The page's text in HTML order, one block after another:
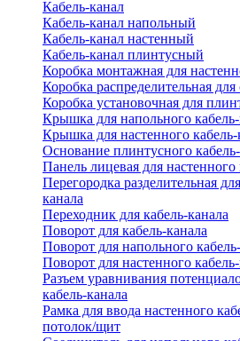
Кабель-канал
Кабель-канал напольный
Кабель-канал настенный
Кабель-канал плинтусный
Коробка монтажная для
Коробка распределительная
Коробка установочная для
Крышка для напольного кабель-
Крышка для настенного кабель-
Основание плинтусного
Панель лицевая для настенного
Перегородка разделительная
канала
Переходник для кабель-канала
Поворот для кабель-канала
Поворот для напольного
Поворот для настенного
Разъем уравнивания
кабель-канала
Рамка для ввода настенного
потолок/щит